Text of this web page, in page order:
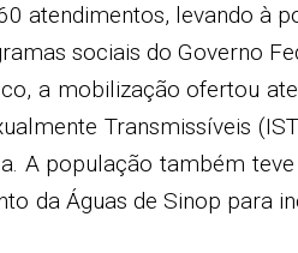
atendimentos, levando à
sociais do Governo
a mobilização ofertou
Transmissíveis
A população também
da Águas de Sinop para